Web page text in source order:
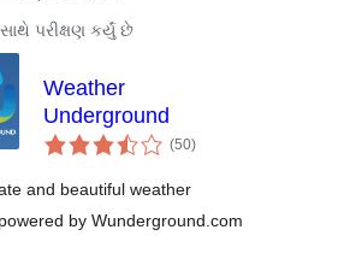
પરીક્ષણ કર્યું છે
Weather
Underground
(50કુલ
રેટિંગ્સ
)
and beautiful weather
by Wunderground.com